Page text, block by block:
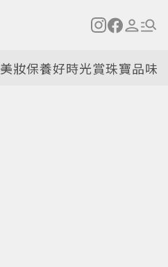
美妝保養好時光賞珠寶品味